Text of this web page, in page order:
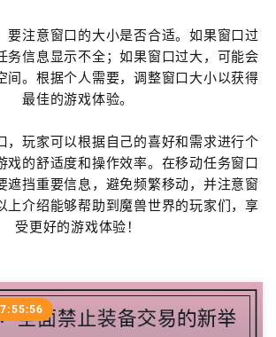
要注意窗口的大小是否合适。如果窗口过
务信息显示不全；如果窗口过大，可能会
间。根据个人需要，调整窗口大小以获得
最佳的游戏体验。
，玩家可以根据自己的喜好和需求进行个
戏的舒适度和操作效率。在移动任务窗口
遮挡重要信息，避免频繁移动，并注意窗
上介绍能够帮助到魔兽世界的玩家们，享
受更好的游戏体验！